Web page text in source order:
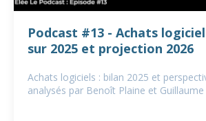
Podcast #13 - Achats
sur 2025 et projection 2026
Achats logiciels : bilan 2025 et
analysés par Benoît Plaine et Guillaume